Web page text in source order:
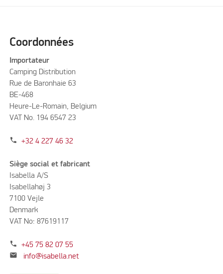
Coordonnées
Importateur
Camping Distribution
Rue de Baronhaie 63
BE-468
Heure-Le-Romain, Belgium
VAT No. 194 6547 23
phone +32 4 227 46 32
Siège social et fabricant
Isabella A/S
Isabellahøj 3
7100 Vejle
Denmark
VAT No: 87619117
phone +45 75 82 07 55
mail info@isabella.net